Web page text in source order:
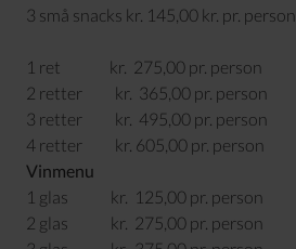
3 små snacks kr. 145,00 kr. pr. person
1 ret kr. 275,00 pr. person
2 retter kr. 365,00 pr. person
3 retter kr. 495,00 pr. person
4 retter kr. 605,00 pr. person
Vinmenu
1 glas kr. 125,00 pr. person
2 glas kr. 275,00 pr. person